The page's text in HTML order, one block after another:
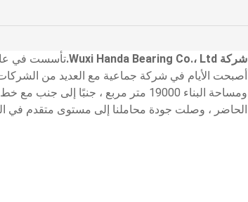
شركة Wuxi Handa Bearing Co.، Ltd.
ومساحة البناء 19000 متر مربع ، جنبًا
الحاضر ، وصلت جودة محاملنا إلى مستوى متقدم في